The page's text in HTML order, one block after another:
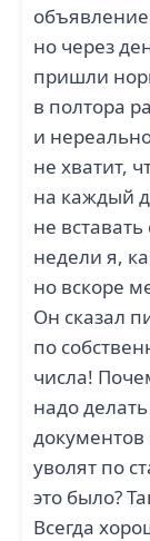
но через
пришли
в полтора
и
не хватит,
на каждый
не
недели я,
но вскоре
Он сказал
по
числа!
надо
документов
уволят по
это было?
Всегда